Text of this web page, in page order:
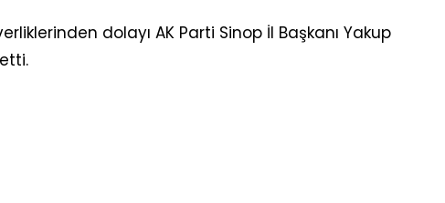
dolayı AK Parti Sinop İl Başkanı Yakup